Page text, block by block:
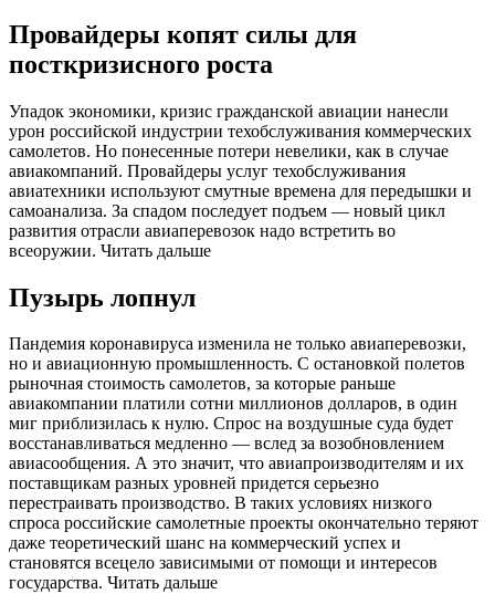
Провайдеры копят силы для
посткризисного роста
Упадок экономики, кризис гражданской авиации нанесли
урон российской индустрии техобслуживания коммерческих
самолетов. Но понесенные потери невелики, как в случае
авиакомпаний. Провайдеры услуг техобслуживания
авиатехники используют смутные времена для передышки и
самоанализа. За спадом последует подъем — новый цикл
развития отрасли авиаперевозок надо встретить во
всеоружии. Читать дальше
Пузырь лопнул
Пандемия коронавируса изменила не только авиаперевозки,
но и авиационную промышленность. С остановкой полетов
рыночная стоимость самолетов, за которые раньше
авиакомпании платили сотни миллионов долларов, в один
миг приблизилась к нулю. Спрос на воздушные суда будет
восстанавливаться медленно — вслед за возобновлением
авиасообщения. А это значит, что авиапроизводителям и их
поставщикам разных уровней придется серьезно
перестраивать производство. В таких условиях низкого
спроса российские самолетные проекты окончательно теряют
даже теоретический шанс на коммерческий успех и
становятся всецело зависимыми от помощи и интересов
государства. Читать дальше